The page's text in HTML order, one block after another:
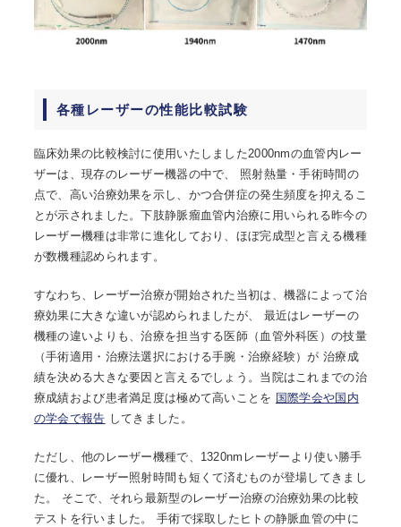
各種レーザーの性能比較試験
臨床効果の比較検討に使用いたしました2000nmの血管内レー
ザーは、現存のレーザー機器の中で、 照射熱量・手術時間の
点で、高い治療効果を示し、かつ合併症の発生頻度を抑えるこ
とが示されました。下肢静脈瘤血管内治療に用いられる昨今の
レーザー機種は非常に進化しており、ほぼ完成型と言える機種
が数機種認められます。
すなわち、レーザー治療が開始された当初は、機器によって治
療効果に大きな違いが認められましたが、 最近はレーザーの
機種の違いよりも、治療を担当する医師（血管外科医）の技量
（手術適用・治療法選択における手腕・治療経験）が 治療成
績を決める大きな要因と言えるでしょう。当院はこれまでの治
療成績および患者満足度は極めて高いことを 国際学会や国内
の学会で報告 してきました。
ただし、他のレーザー機種で、1320nmレーザーより使い勝手
に優れ、レーザー照射時間も短くて済むものが登場してきまし
た。 そこで、それら最新型のレーザー治療の治療効果の比較
テストを行いました。 手術で採取したヒトの静脈血管の中に